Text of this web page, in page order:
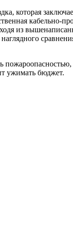
которая
кабельно-
из
ужимать бюджет.